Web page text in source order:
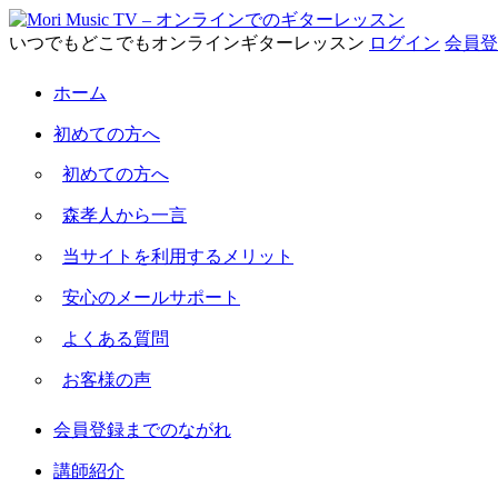
いつでもどこでもオンラインギターレッスン ログイン 会員
ホーム
初めての方へ
初めての方へ
森孝人から一言
当サイトを利用するメリット
安心のメールサポート
よくある質問
お客様の声
会員登録までのながれ
講師紹介